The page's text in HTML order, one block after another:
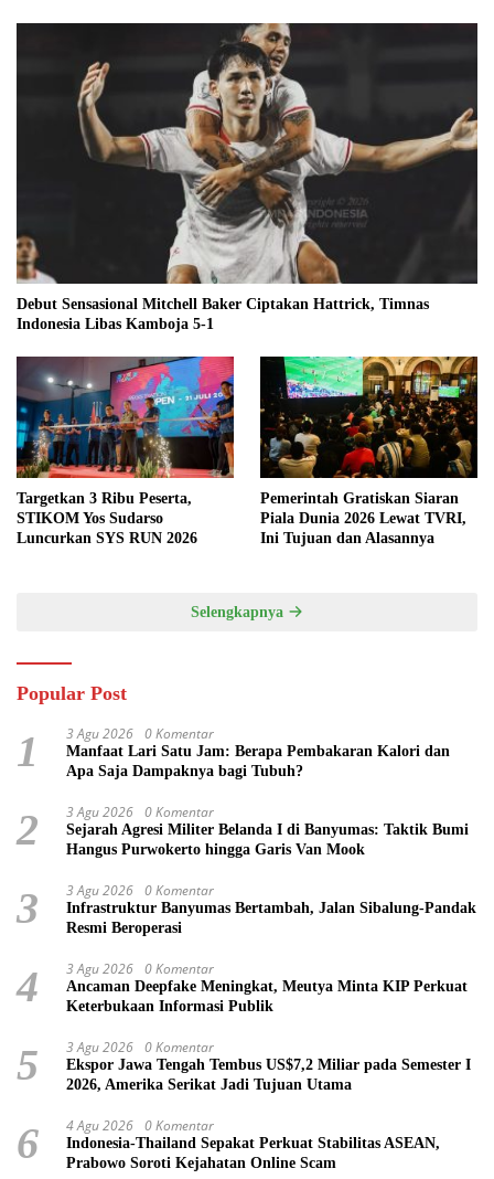
Debut Sensasional Mitchell Baker Ciptakan Hattrick, Timnas
Indonesia Libas Kamboja 5-1
Targetkan 3 Ribu Peserta,
STIKOM Yos Sudarso
Luncurkan SYS RUN 2026
Pemerintah Gratiskan Siaran
Piala Dunia 2026 Lewat TVRI,
Ini Tujuan dan Alasannya
Selengkapnya
Popular Post
1 3 Agu 2026 0 Komentar
Manfaat Lari Satu Jam: Berapa Pembakaran Kalori dan
Apa Saja Dampaknya bagi Tubuh?
2 3 Agu 2026 0 Komentar
Sejarah Agresi Militer Belanda I di Banyumas: Taktik Bumi
Hangus Purwokerto hingga Garis Van Mook
3 3 Agu 2026 0 Komentar
Infrastruktur Banyumas Bertambah, Jalan Sibalung-Pandak
Resmi Beroperasi
4 3 Agu 2026 0 Komentar
Ancaman Deepfake Meningkat, Meutya Minta KIP Perkuat
Keterbukaan Informasi Publik
5 3 Agu 2026 0 Komentar
Ekspor Jawa Tengah Tembus US$7,2 Miliar pada Semester I
2026, Amerika Serikat Jadi Tujuan Utama
6 4 Agu 2026 0 Komentar
Indonesia-Thailand Sepakat Perkuat Stabilitas ASEAN,
Prabowo Soroti Kejahatan Online Scam